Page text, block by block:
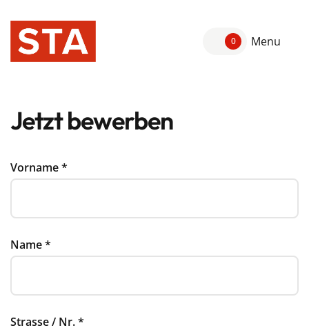
0 Menu
Jetzt bewerben
Vorname*
Name*
Strasse / Nr.*